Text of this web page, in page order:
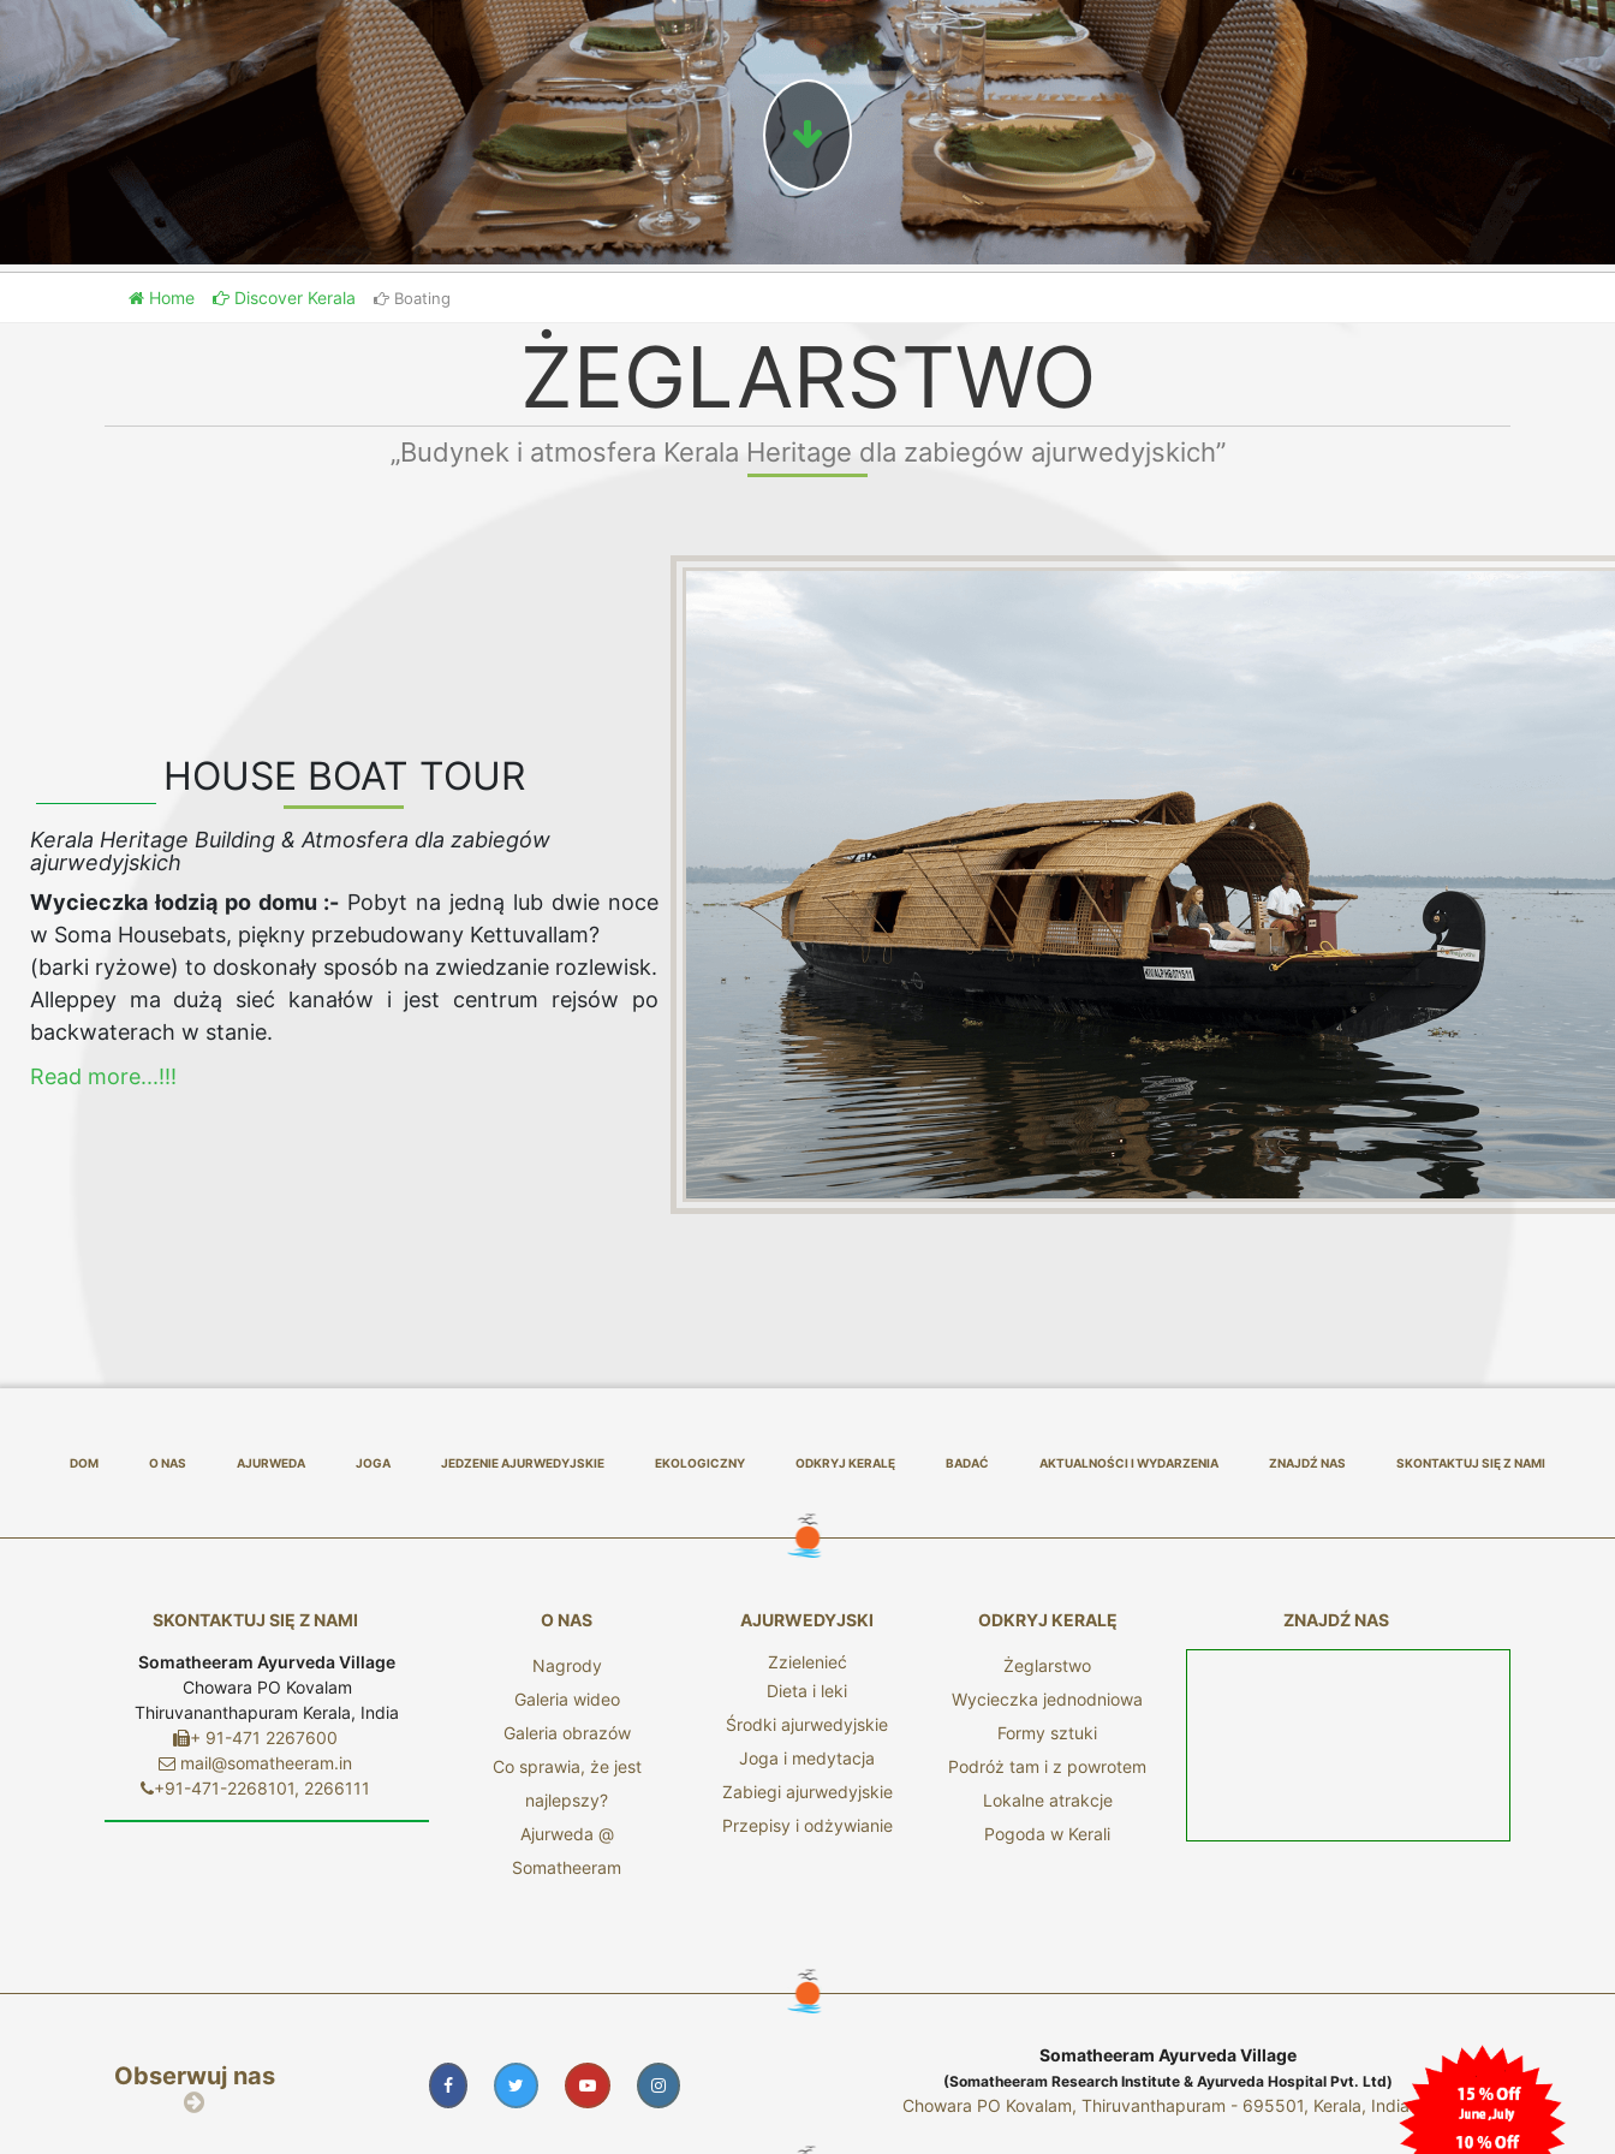
Home Discover Kerala Boating
ŻEGLARSTWO
„Budynek i atmosfera Kerala Heritage dla zabiegów ajurwedyjskich”
HOUSE BOAT TOUR
Kerala Heritage Building & Atmosfera dla zabiegów
ajurwedyjskich
Wycieczka łodzią po domu :- Pobyt na jedną lub dwie noce
w Soma Housebats, piękny przebudowany Kettuvallam?
(barki ryżowe) to doskonały sposób na zwiedzanie rozlewisk.
Alleppey ma dużą sieć kanałów i jest centrum rejsów po
backwaterach w stanie.
Read more...!!!
DOM O NAS AJURWEDA JOGA JEDZENIE AJURWEDYJSKIE EKOLOGICZNY ODKRYJ KERALĘ BADAĆ AKTUALNOŚCI I WYDARZENIA ZNAJDŹ NAS SKONTAKTUJ SIĘ Z NAMI
SKONTAKTUJ SIĘ Z NAMI
Somatheeram Ayurveda Village
Chowara PO Kovalam
Thiruvananthapuram Kerala, India
+ 91-471 2267600
mail@somatheeram.in
+91-471-2268101, 2266111
O NAS
Nagrody
Galeria wideo
Galeria obrazów
Co sprawia, że ​​jest
najlepszy?
Ajurweda @
Somatheeram
AJURWEDYJSKI
Zzielenieć
Dieta i leki
Środki ajurwedyjskie
Joga i medytacja
Zabiegi ajurwedyjskie
Przepisy i odżywianie
ODKRYJ KERALĘ
Żeglarstwo
Wycieczka jednodniowa
Formy sztuki
Podróż tam i z powrotem
Lokalne atrakcje
Pogoda w Kerali
ZNAJDŹ NAS
Obserwuj nas
Somatheeram Ayurveda Village
(Somatheeram Research Institute & Ayurveda Hospital Pvt. Ltd)
Chowara PO Kovalam, Thiruvanthapuram - 695501, Kerala, India